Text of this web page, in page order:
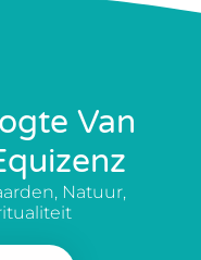
Van
Natuur,